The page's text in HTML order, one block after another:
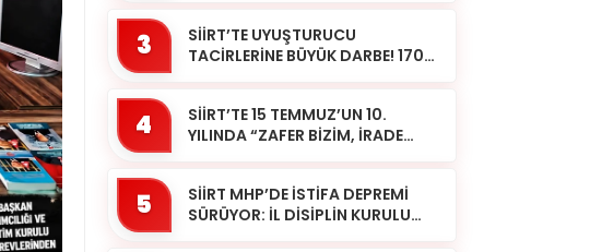
3
SİİRT’TE UYUŞTURUCU
TACİRLERİNE BÜYÜK DARBE! 170
TUTUKLAND...
4
SİİRT’TE 15 TEMMUZ’UN 10.
YILINDA “ZAFER BİZİM, İRADE
5
SİİRT MHP’DE İSTİFA DEPREMİ
SÜRÜYOR: İL DİSİPLİN KURULU